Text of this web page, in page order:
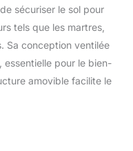
– La notice
est fournie
en bois
】 : L'étage
est accessible
rampe qui
l’espace
sécuriser le sol pour
tels que les martres,
Sa conception ventilée
essentielle pour le bien-
amovible facilite le